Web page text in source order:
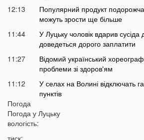
12:13
Популярний продукт
можуть зрости ще більше
11:44
У Луцьку чоловік вдарив
доведеться дорого заплатити
11:27
Відомий український
проблеми зі здоров'ям
11:12
У селах на Волині відключать
пунктів
10:56
10:43
Погода
Погода у Луцьку
вологість: